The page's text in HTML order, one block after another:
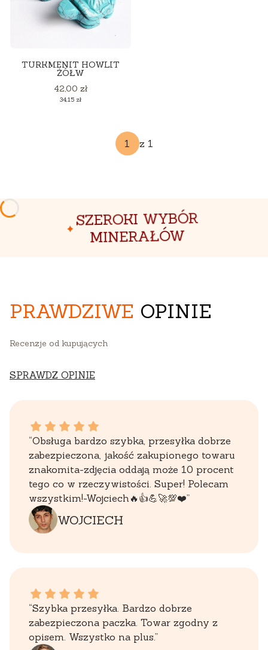
TURKMENIT HOWLIT
ŻÓŁW
Cena
42,00 zł
Cena
34,15 zł
z 1
SZEROKI WYBÓR
MINERAŁÓW
PRAWDZIWE OPINIE
Recenzje od kupujących
SPRAWDZ OPINIE
WOJCIECH dał ocenę: 5
“Obsługa bardzo szybka, przesyłka dobrze
zabezpieczona, jakość zakupionego towaru
znakomita-zdjęcia oddają może 10 procent
tego co w rzeczywistości. Super! Polecam
wszystkim!-Wojciech🔥👍️💪🚀💯❤️”
WOJCIECH
EWELINA dał ocenę: 5
“Szybka przesyłka. Bardzo dobrze
zabezpieczona paczka. Towar zgodny z
opisem. Wszystko na plus.”